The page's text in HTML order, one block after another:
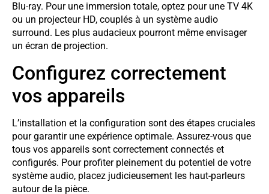
Blu-ray. Pour une immersion totale, optez pour une TV 4K
ou un projecteur HD, couplés à un système audio
surround. Les plus audacieux pourront même envisager
un écran de projection.
Configurez correctement
vos appareils
L’installation et la configuration sont des étapes cruciales
pour garantir une expérience optimale. Assurez-vous que
tous vos appareils sont correctement connectés et
configurés. Pour profiter pleinement du potentiel de votre
système audio, placez judicieusement les haut-parleurs
autour de la pièce.